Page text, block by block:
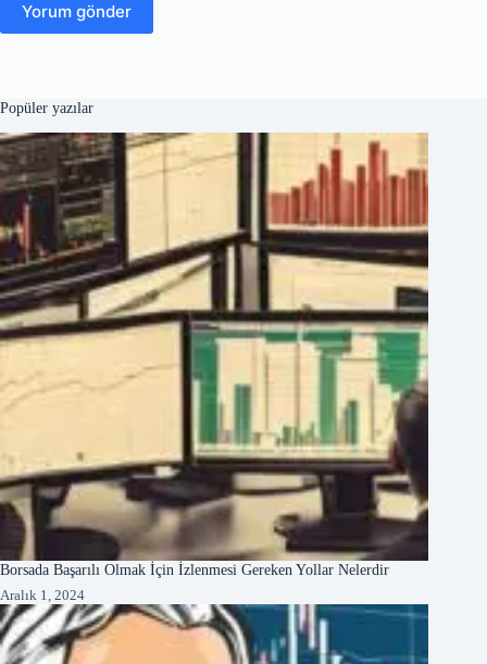
Yorum gönder
Popüler yazılar
Borsada Başarılı Olmak İçin İzlenmesi Gereken Yollar Nelerdir
Aralık 1, 2024